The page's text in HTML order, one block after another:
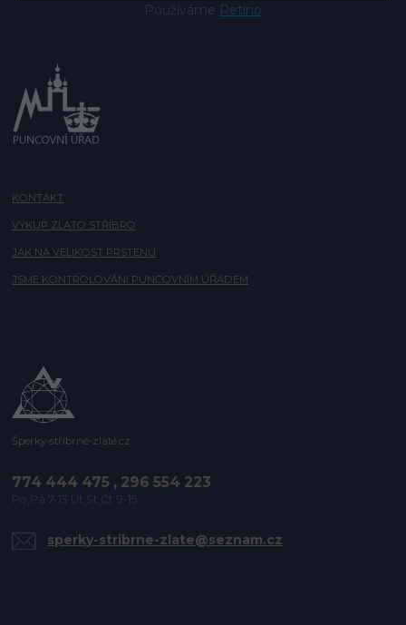
Používáme Retino
KONTAKT
VÝKUP ZLATO STŘÍBRO
JAK NA VELIKOST PRSTENU
JSME KONTROLOVÁNI PUNCOVNÍM ÚŘADEM
Šperky-stříbrné-zlaté.cz
774 444 475 , 296 554 223
Po,Pá 7-13 Út,St,Čt 9-15
sperky-stribrne-zlate@seznam.cz